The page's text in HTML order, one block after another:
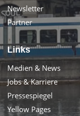
Newsletter
Partner
Links
Medien & News
Jobs & Karriere
Pressespiegel
Yellow Pages